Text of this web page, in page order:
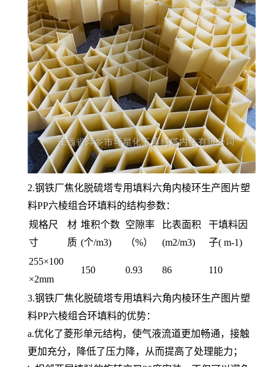
2.钢铁厂焦化脱硫塔专用填料六角内棱环生产图片塑
料PP六棱组合环填料的结构参数：
规格尺
寸
材
质
堆积个数
(个/m3)
空隙率
（%）
比表面积
(m2/m3)
干填料因
子( m-1)
255×100
×2mm
150 0.93 86 110
3.钢铁厂焦化脱硫塔专用填料六角内棱环生产图片塑
料PP六棱组合环填料的优势：
a.优化了菱形单元结构，使气液流道更加畅通，接触
更加充分，降低了压力降，从而提高了处理能力；